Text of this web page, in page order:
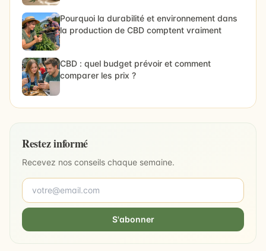
Pourquoi la durabilité et environnement dans
la production de CBD comptent vraiment
CBD : quel budget prévoir et comment
comparer les prix ?
Restez informé
Recevez nos conseils chaque semaine.
S'abonner